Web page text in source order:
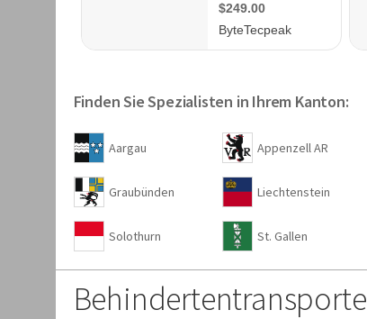
Finden Sie Spezialisten in Ihrem Kanton:
Aargau Appenzell AR
Graubünden Liechtenstein
Solothurn St. Gallen
Behindertentransporte